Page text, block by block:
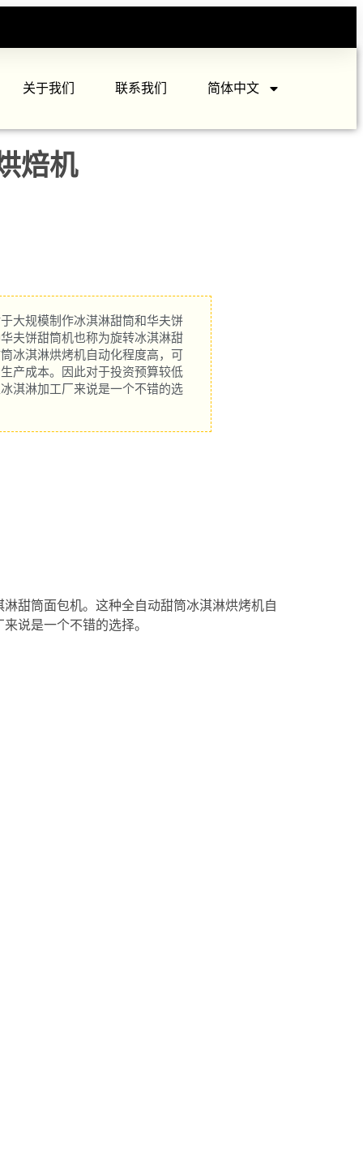
关于我们 联系我们 简体中文
焙机
大规模制作冰淇淋甜筒和华夫饼
夫饼甜筒机也称为旋转冰淇淋甜
冰淇淋烘烤机自动化程度高，可
产成本。因此对于投资预算较低
淇淋加工厂来说是一个不错的选
甜筒面包机。这种全自动甜筒冰淇淋烘烤机自
说是一个不错的选择。